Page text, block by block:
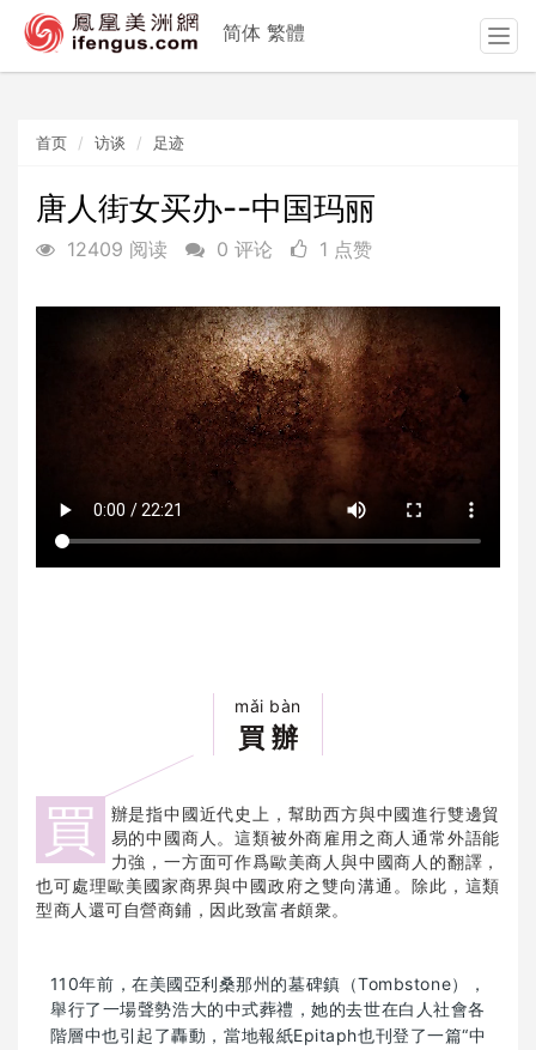
首页 访谈 足迹
唐人街女买办--中国玛丽
12409 阅读 0 评论 1 点赞
mǎi bàn
買 辦
買
辦是指中國近代史上，幫助西方與中國進行雙邊貿
易的中國商人。這類被外商雇用之商人通常外語能
力強，一方面可作爲歐美商人與中國商人的翻譯，
也可處理歐美國家商界與中國政府之雙向溝通。除此，這類
型商人還可自營商鋪，因此致富者頗衆。
110年前，在美國亞利桑那州的墓碑鎮（Tombstone），
舉行了一場聲勢浩大的中式葬禮，她的去世在白人社會各
階層中也引起了轟動，當地報紙Epitaph也刊登了一篇“中
简体 繁體
T
o
g